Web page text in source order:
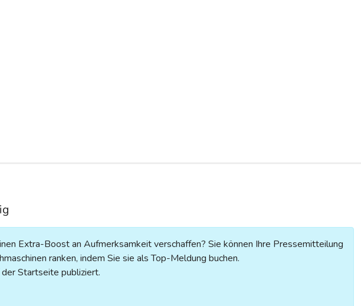
Extra-Boost an Aufmerksamkeit verschaffen? Sie können Ihre Pressemitteilung
ranken, indem Sie sie als Top-Meldung buchen.
Startseite publiziert.